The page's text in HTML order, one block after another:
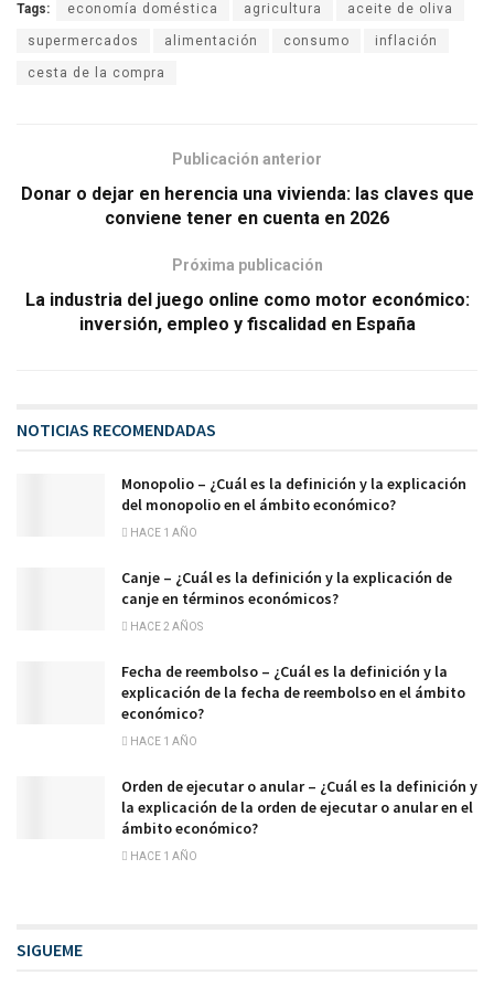
Tags: economía doméstica agricultura aceite de oliva
supermercados alimentación consumo inflación
cesta de la compra
Publicación anterior
Donar o dejar en herencia una vivienda: las claves que
conviene tener en cuenta en 2026
Próxima publicación
La industria del juego online como motor económico:
inversión, empleo y fiscalidad en España
NOTICIAS RECOMENDADAS
Monopolio – ¿Cuál es la definición y la explicación
del monopolio en el ámbito económico?
HACE 1 AÑO
Canje – ¿Cuál es la definición y la explicación de
canje en términos económicos?
HACE 2 AÑOS
Fecha de reembolso – ¿Cuál es la definición y la
explicación de la fecha de reembolso en el ámbito
económico?
HACE 1 AÑO
Orden de ejecutar o anular – ¿Cuál es la definición y
la explicación de la orden de ejecutar o anular en el
ámbito económico?
HACE 1 AÑO
SIGUEME